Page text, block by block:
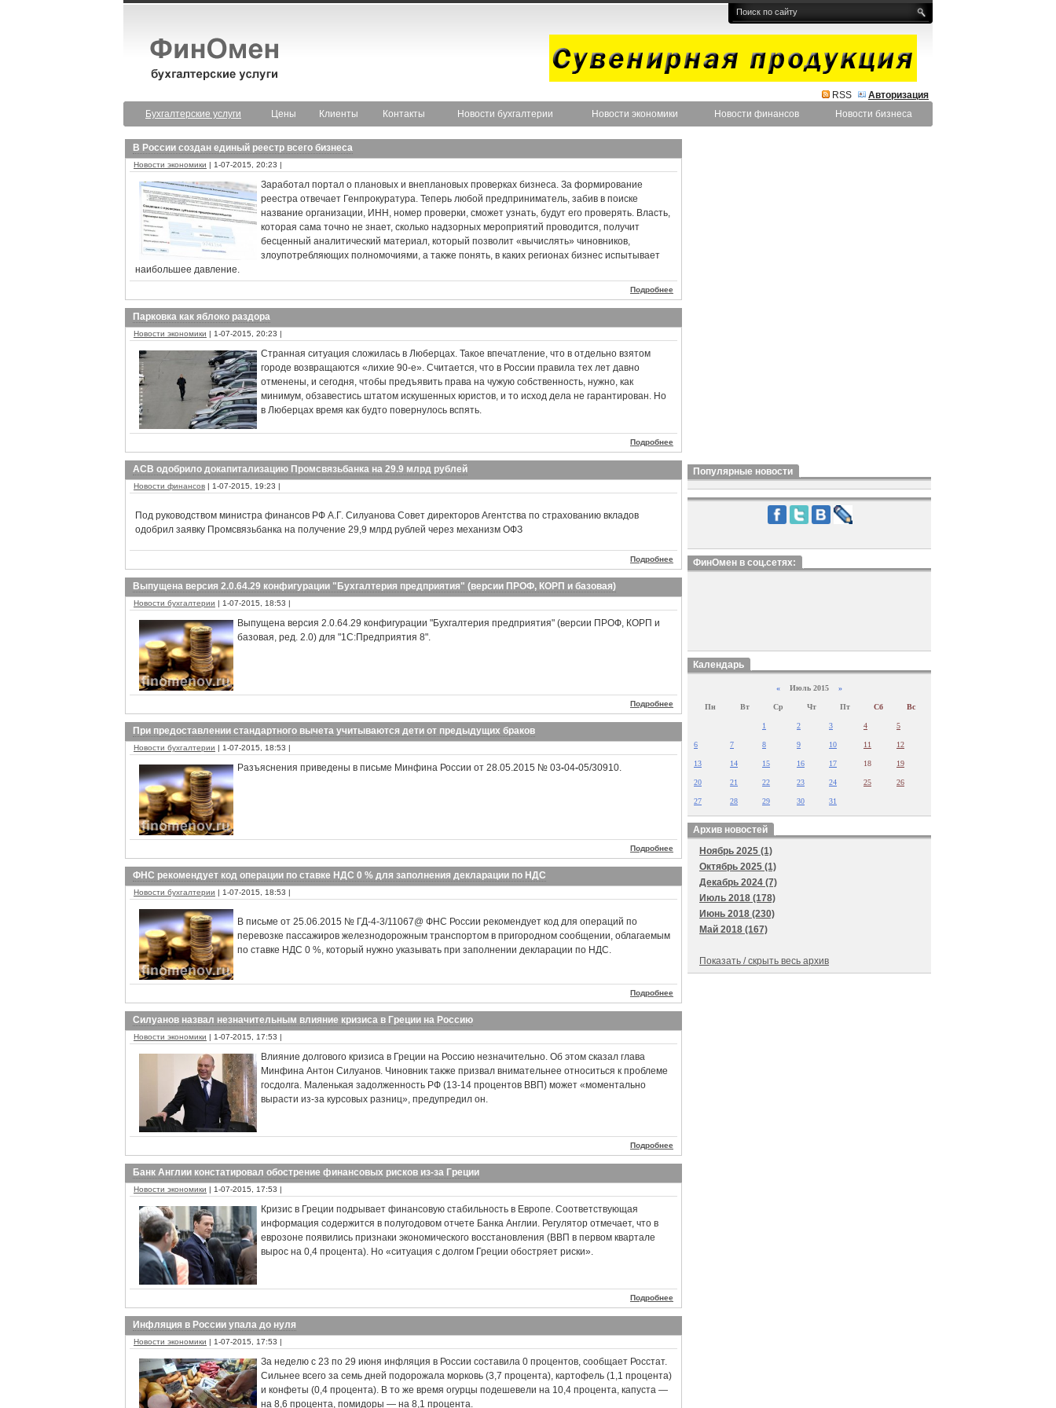
RSS
Авторизация
Бухгалтерские услуги
Цены Клиенты Контакты Новости бухгалтерии Новости экономики Новости финансов Новости бизнеса
В России создан единый реестр всего бизнеса
Новости экономики | 1-07-2015, 20:23 |
Заработал портал о плановых и внеплановых проверках бизнеса. За формирование
реестра отвечает Генпрокуратура. Теперь любой предприниматель, забив в поиске
название организации, ИНН, номер проверки, сможет узнать, будут его проверять. Власть,
которая сама точно не знает, сколько надзорных мероприятий проводится, получит
бесценный аналитический материал, который позволит «вычислять» чиновников,
злоупотребляющих полномочиями, а также понять, в каких регионах бизнес испытывает
наибольшее давление.
Подробнее
Парковка как яблоко раздора
Новости экономики | 1-07-2015, 20:23 |
Странная ситуация сложилась в Люберцах. Такое впечатление, что в отдельно взятом
городе возвращаются «лихие 90-е». Считается, что в России правила тех лет давно
отменены, и сегодня, чтобы предъявить права на чужую собственность, нужно, как
минимум, обзавестись штатом искушенных юристов, и то исход дела не гарантирован. Но
в Люберцах время как будто повернулось вспять.
Подробнее
АСВ одобрило докапитализацию Промсвязьбанка на 29.9 млрд рублей
Новости финансов | 1-07-2015, 19:23 |
Под руководством министра финансов РФ А.Г. Силуанова Совет директоров Агентства по страхованию вкладов
одобрил заявку Промсвязьбанка на получение 29,9 млрд рублей через механизм ОФЗ
Подробнее
Выпущена версия 2.0.64.29 конфигурации "Бухгалтерия предприятия" (версии ПРОФ, КОРП и базовая)
Новости бухгалтерии | 1-07-2015, 18:53 |
Выпущена версия 2.0.64.29 конфигурации "Бухгалтерия предприятия" (версии ПРОФ, КОРП и
базовая, ред. 2.0) для "1С:Предприятия 8".
Подробнее
При предоставлении стандартного вычета учитываются дети от предыдущих браков
Новости бухгалтерии | 1-07-2015, 18:53 |
Разъяснения приведены в письме Минфина России от 28.05.2015 № 03-04-05/30910.
Подробнее
ФНС рекомендует код операции по ставке НДС 0 % для заполнения декларации по НДС
Новости бухгалтерии | 1-07-2015, 18:53 |
В письме от 25.06.2015 № ГД-4-3/11067@ ФНС России рекомендует код для операций по
перевозке пассажиров железнодорожным транспортом в пригородном сообщении, облагаемым
по ставке НДС 0 %, который нужно указывать при заполнении декларации по НДС.
Подробнее
Силуанов назвал незначительным влияние кризиса в Греции на Россию
Новости экономики | 1-07-2015, 17:53 |
Влияние долгового кризиса в Греции на Россию незначительно. Об этом сказал глава
Минфина Антон Силуанов. Чиновник также призвал внимательнее относиться к проблеме
госдолга. Маленькая задолженность РФ (13-14 процентов ВВП) может «моментально
вырасти из-за курсовых разниц», предупредил он.
Подробнее
Банк Англии констатировал обострение финансовых рисков из-за Греции
Новости экономики | 1-07-2015, 17:53 |
Кризис в Греции подрывает финансовую стабильность в Европе. Соответствующая
информация содержится в полугодовом отчете Банка Англии. Регулятор отмечает, что в
еврозоне появились признаки экономического восстановления (ВВП в первом квартале
вырос на 0,4 процента). Но «ситуация с долгом Греции обостряет риски».
Подробнее
Инфляция в России упала до нуля
Новости экономики | 1-07-2015, 17:53 |
За неделю с 23 по 29 июня инфляция в России составила 0 процентов, сообщает Росстат.
Сильнее всего за семь дней подорожала морковь (3,7 процента), картофель (1,1 процента)
и конфеты (0,4 процента). В то же время огурцы подешевели на 10,4 процента, капуста —
на 8,6 процента, помидоры — на 8,1 процента.
Популярные новости
ФинОмен в соц.сетях:
Календарь
« Июль 2015 »
Пн Вт Ср Чт Пт Сб Вс
1 2 3 4 5
6 7 8 9 10 11 12
13 14 15 16 17 18 19
20 21 22 23 24 25 26
27 28 29 30 31
Архив новостей
Ноябрь 2025 (1)
Октябрь 2025 (1)
Декабрь 2024 (7)
Июль 2018 (178)
Июнь 2018 (230)
Май 2018 (167)
Показать / скрыть весь архив